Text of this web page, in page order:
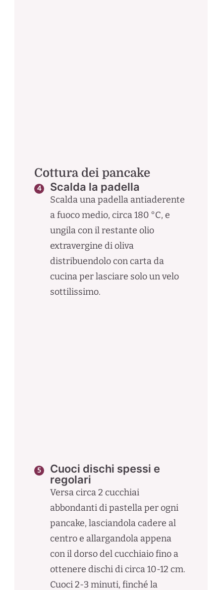
Cottura dei pancake
Scalda la padella
Scalda una padella antiaderente
a fuoco medio, circa 180 °C, e
ungila con il restante olio
extravergine di oliva
distribuendolo con carta da
cucina per lasciare solo un velo
sottilissimo.
Cuoci dischi spessi e
regolari
Versa circa 2 cucchiai
abbondanti di pastella per ogni
pancake, lasciandola cadere al
centro e allargandola appena
con il dorso del cucchiaio fino a
ottenere dischi di circa 10-12 cm.
Cuoci 2-3 minuti, finché la